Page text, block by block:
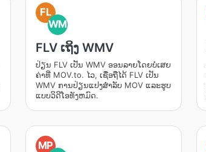
FL
WM
FLV ເຖິງ WMV
ປ່ຽນ FLV ເປັນ WMV ອອນລາຍໂດຍບໍ່ເສຍ
ຄ່າທີ່ MOV.to. ໄວ, ເຊື່ອຖືໄດ້ FLV ເປັນ
WMV ການປ່ຽນແປງສໍາລັບ MOV ແລະຮູບ
ແບບວິດີໂອທັງຫມົດ.
MP